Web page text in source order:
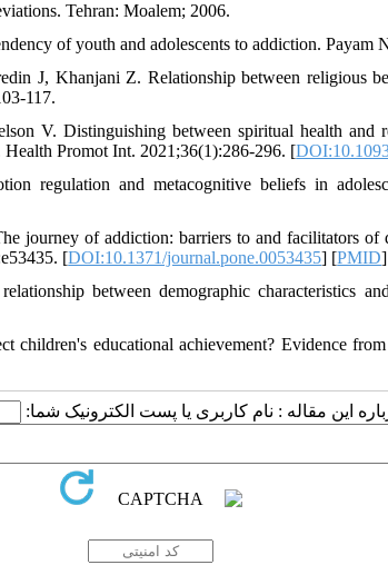
Tehran: Moalem; 2006.
of youth and adolescents to addiction. Payam
J, Khanjani Z. Relationship between religious
117.
V. Distinguishing between spiritual health and
Health Promot Int. 2021;36(1):286-296. [
regulation and metacognitive beliefs in
journey of addiction: barriers to and facilitators of
[DOI:10.1371/journal.pone.0053435] [PMID]
between demographic characteristics
educational achievement? Evidence
این مقاله : نام کاربری یا پست الکترونیک شما: